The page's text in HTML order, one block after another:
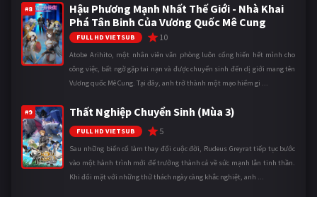
#8
Hậu Phương Mạnh Nhất Thế Giới - Nhà Khai
Phá Tân Binh Của Vương Quốc Mê Cung
FULL HD VIETSUB 10
Atobe Arihito, một nhân viên văn phòng luôn cống hiến hết mình cho
công việc, bất ngờ gặp tai nạn và được chuyển sinh đến dị giới mang tên
Vương quốc Mê Cung. Tại đây, anh trở thành một mạo hiểm gi ...
#9 Thất Nghiệp Chuyển Sinh (Mùa 3)
FULL HD VIETSUB 5
Sau những biến cố làm thay đổi cuộc đời, Rudeus Greyrat tiếp tục bước
vào một hành trình mới để trưởng thành cả về sức mạnh lẫn tinh thần.
Khi đối mặt với những thử thách ngày càng khắc nghiệt, anh ...